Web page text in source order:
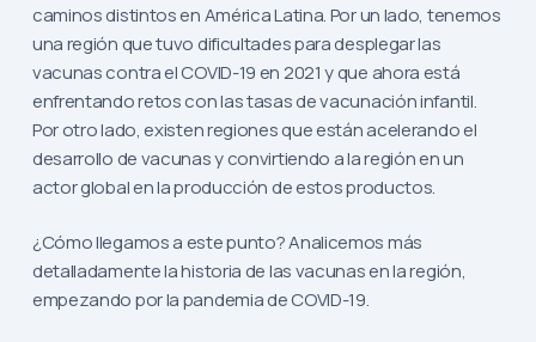
caminos distintos en América Latina. Por un lado, tenemos
una región que tuvo dificultades para desplegar las
vacunas contra el COVID-19 en 2021 y que ahora está
enfrentando retos con las tasas de vacunación infantil.
Por otro lado, existen regiones que están acelerando el
desarrollo de vacunas y convirtiendo a la región en un
actor global en la producción de estos productos.
¿Cómo llegamos a este punto? Analicemos más
detalladamente la historia de las vacunas en la región,
empezando por la pandemia de COVID-19.